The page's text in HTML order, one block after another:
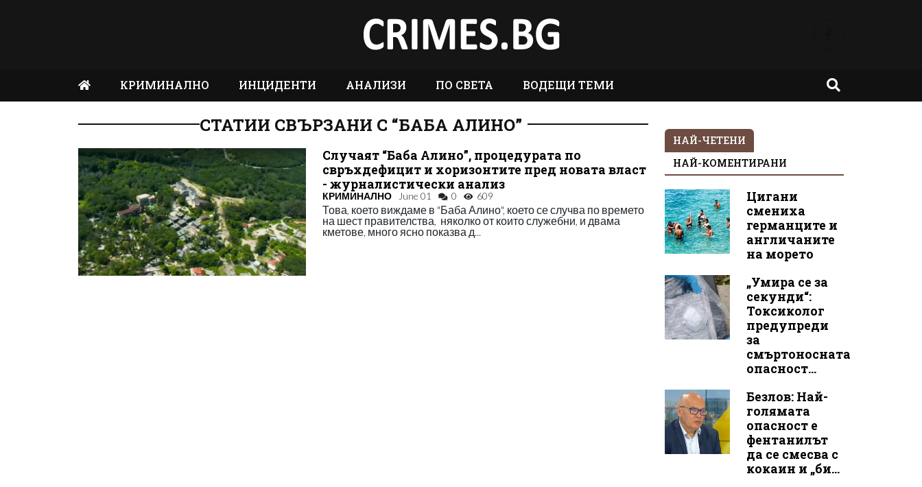
КРИМИНАЛНО ИНЦИДЕНТИ АНАЛИЗИ ПО СВЕТА ВОДЕЩИ ТЕМИ
СТАТИИ СВЪРЗАНИ С “БАБА АЛИНО”
Случаят “Баба Алино”, процедурата по
свръхдефицит и хоризонтите пред новата власт
- журналистически анализ
КРИМИНАЛНО June 01 0 609
Това, което виждаме в "Баба Алино", което се случва по времето
на шест правителства, няколко от които служебни, и двама
кметове, много ясно показва д...
НАЙ-ЧЕТЕНИ
НАЙ-КОМЕНТИРАНИ
Цигани
смениха
германците и
англичаните
на морето
„Умира се за
секунди“:
Токсиколог
предупреди
за
смъртоносната
опасност...
Безлов: Най-
голямата
опасност е
фентанилът
да се смесва с
кокаин и „би...